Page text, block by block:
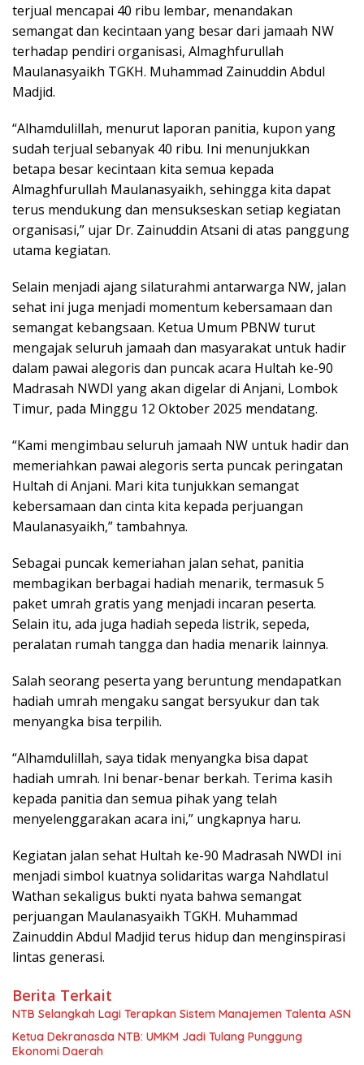
terjual mencapai 40 ribu lembar, menandakan
semangat dan kecintaan yang besar dari jamaah NW
terhadap pendiri organisasi, Almaghfurullah
Maulanasyaikh TGKH. Muhammad Zainuddin Abdul
Madjid.
“Alhamdulillah, menurut laporan panitia, kupon yang
sudah terjual sebanyak 40 ribu. Ini menunjukkan
betapa besar kecintaan kita semua kepada
Almaghfurullah Maulanasyaikh, sehingga kita dapat
terus mendukung dan mensukseskan setiap kegiatan
organisasi,” ujar Dr. Zainuddin Atsani di atas panggung
utama kegiatan.
Selain menjadi ajang silaturahmi antarwarga NW, jalan
sehat ini juga menjadi momentum kebersamaan dan
semangat kebangsaan. Ketua Umum PBNW turut
mengajak seluruh jamaah dan masyarakat untuk hadir
dalam pawai alegoris dan puncak acara Hultah ke-90
Madrasah NWDI yang akan digelar di Anjani, Lombok
Timur, pada Minggu 12 Oktober 2025 mendatang.
“Kami mengimbau seluruh jamaah NW untuk hadir dan
memeriahkan pawai alegoris serta puncak peringatan
Hultah di Anjani. Mari kita tunjukkan semangat
kebersamaan dan cinta kita kepada perjuangan
Maulanasyaikh,” tambahnya.
Sebagai puncak kemeriahan jalan sehat, panitia
membagikan berbagai hadiah menarik, termasuk 5
paket umrah gratis yang menjadi incaran peserta.
Selain itu, ada juga hadiah sepeda listrik, sepeda,
peralatan rumah tangga dan hadia menarik lainnya.
Salah seorang peserta yang beruntung mendapatkan
hadiah umrah mengaku sangat bersyukur dan tak
menyangka bisa terpilih.
“Alhamdulillah, saya tidak menyangka bisa dapat
hadiah umrah. Ini benar-benar berkah. Terima kasih
kepada panitia dan semua pihak yang telah
menyelenggarakan acara ini,” ungkapnya haru.
Kegiatan jalan sehat Hultah ke-90 Madrasah NWDI ini
menjadi simbol kuatnya solidaritas warga Nahdlatul
Wathan sekaligus bukti nyata bahwa semangat
perjuangan Maulanasyaikh TGKH. Muhammad
Zainuddin Abdul Madjid terus hidup dan menginspirasi
lintas generasi.
Berita Terkait
NTB Selangkah Lagi Terapkan Sistem Manajemen Talenta ASN
Ketua Dekranasda NTB: UMKM Jadi Tulang Punggung
Ekonomi Daerah